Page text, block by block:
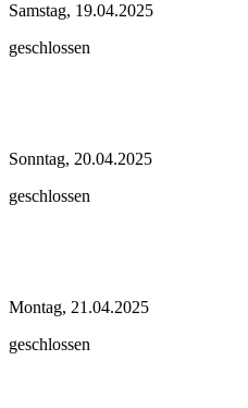
Samstag, 19.04.2025
geschlossen
Sonntag, 20.04.2025
geschlossen
Montag, 21.04.2025
geschlossen